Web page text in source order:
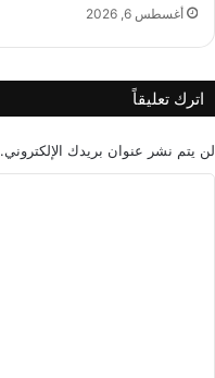
ع
ق
ا
ب
ي
أغسطس 6, 2026
اترك تعليقاً
لن يتم نشر عنوان بريدك الإلكتروني.